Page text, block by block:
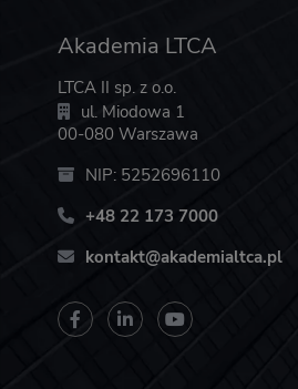
Akademia LTCA
LTCA II sp. z o.o.
ul. Miodowa 1
00-080 Warszawa
NIP: 5252696110
+48 22 173 7000
kontakt@akademialtca.pl